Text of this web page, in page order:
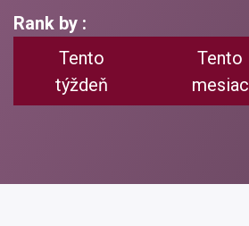
Rank by :
Tento
týždeň
Tento
mesiac